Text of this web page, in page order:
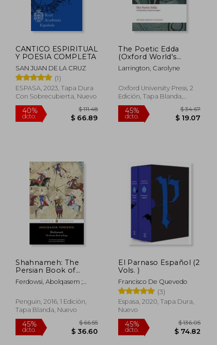
40% 45%
45%
dcto. $ 24.06
45%
dcto.
CANTICO ESPIRITUAL
Y POESIA COMPLETA
SAN JUAN DE LA CRUZ
(1)
ESPASA, 2023, Tapa Dura
Con Sobrecubierta, Nuevo
The Poetic Edda
(Oxford World's
Classics) (en Inglés)
Larrington, Carolyne
Oxford University Press, 2
Edición, Tapa Blanda,
Nuevo
Shahnameh: The
Persian Book of
Kings (Penguin
Classics) (en Inglés)
Ferdowsi, Abolqasem ;
Penguin, 2016, 1 Edición,
Tapa Blanda, Nuevo
El Parnaso Español (2
Vols. )
Francisco De Quevedo
(3)
Espasa, 2020, Tapa Dura,
Nuevo